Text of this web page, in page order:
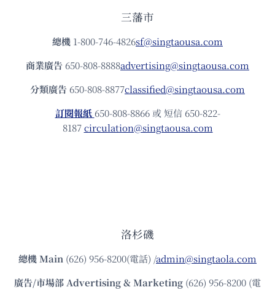
三藩市
總機 1-800-746-4826sf@singtaousa.com
商業廣告 650-808-8888advertising@singtaousa.com
分類廣告 650-808-8877classified@singtaousa.com
訂閱報紙 650-808-8866 或 短信 650-822-
8187circulation@singtaousa.com
洛杉磯
總機Main (626) 956-8200(電話) /admin@singtaola.com
廣告/市場部Advertising & Marketing (626) 956-8200 (電